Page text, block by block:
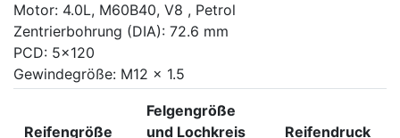
Motor: 4.0L, M60B40, V8 , Petrol
Zentrierbohrung (DIA): 72.6 mm
PCD: 5x120
Gewindegröße: M12 x 1.5
Reifengröße
Felgengröße
und Lochkreis
Reifendruck